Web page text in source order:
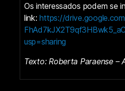
Os interessados podem se
link:https://
usp=sharing
Texto: Roberta Paraense –